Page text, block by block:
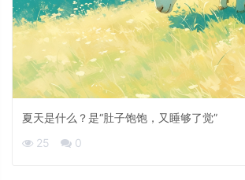
夏天是什么？是“肚子饱饱，又睡够了觉”
25
0